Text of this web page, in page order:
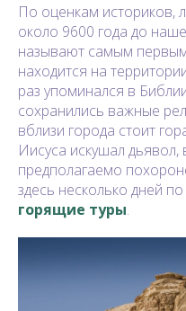
По оценкам историков,
около 9600 года до
называют самым
находится на
раз упоминался в
сохранились важные
вблизи города стоит
Иисуса искушал
предполагаемо
здесь несколько дней
горящие туры.